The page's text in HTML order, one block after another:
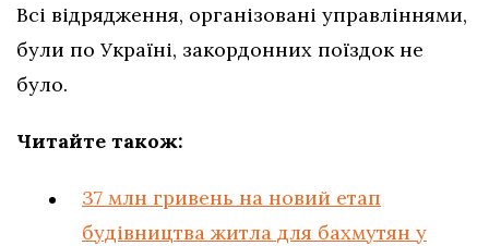
Всі відрядження, організовані управліннями,
були по Україні, закордонних поїздок не
було.
Читайте також:
37 млн гривень на новий етап
будівництва житла для бахмутян у